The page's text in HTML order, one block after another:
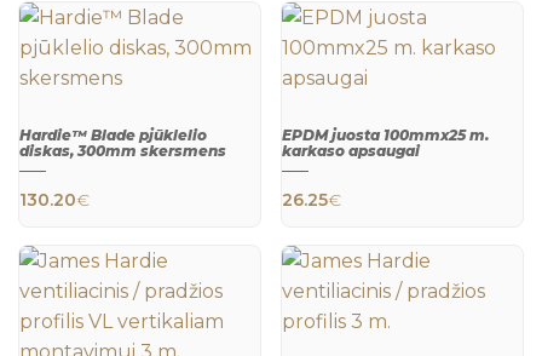
Hardie™ Blade pjūklelio
diskas, 300mm skersmens
130.20€
EPDM juosta 100mmx25 m.
karkaso apsaugai
26.25€